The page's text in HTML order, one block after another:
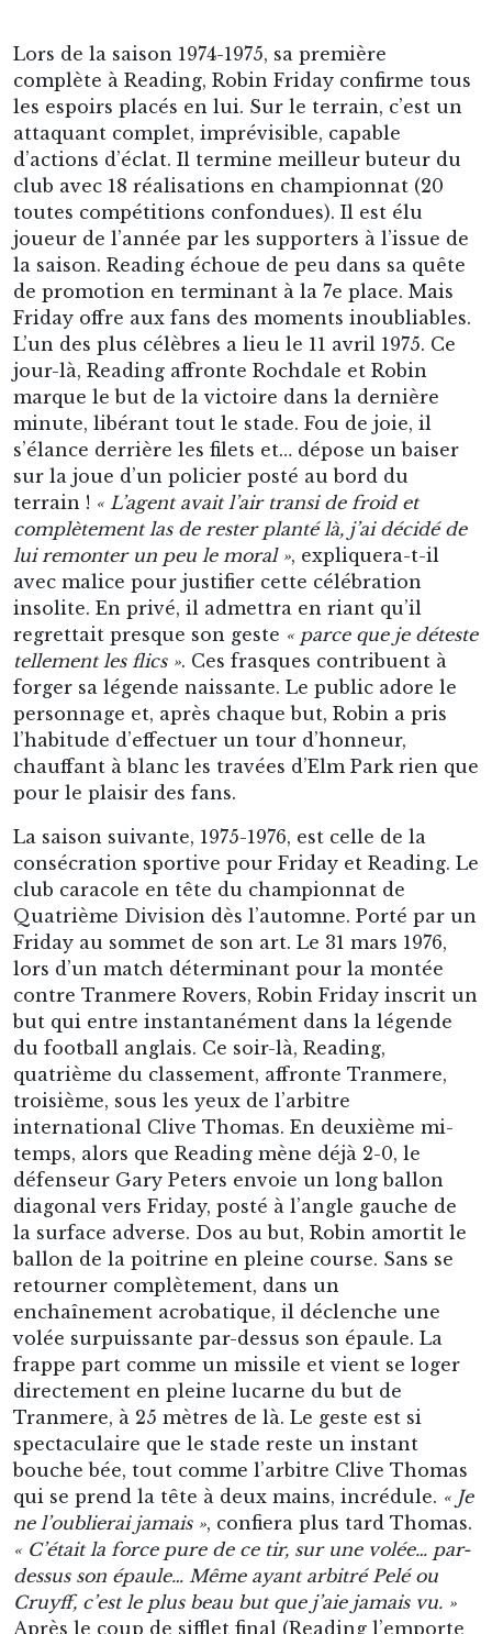
de promotion en terminant à la 7e place. Mais
Friday offre aux fans des moments inoubliables.
L’un des plus célèbres a lieu le 11 avril 1975. Ce
jour-là, Reading affronte Rochdale et Robin
marque le but de la victoire dans la dernière
minute, libérant tout le stade. Fou de joie, il
s’élance derrière les filets et… dépose un baiser
sur la joue d’un policier posté au bord du
terrain !« L’agent avait l’air transi de froid et
complètement las de rester planté là, j’ai décidé de
lui remonter un peu le moral », expliquera-t-il
avec malice pour justifier cette célébration
insolite. En privé, il admettra en riant qu’il
regrettait presque son geste« parce que je déteste
tellement les flics ». Ces frasques contribuent à
forger sa légende naissante. Le public adore le
personnage et, après chaque but, Robin a pris
l’habitude d’effectuer un tour d’honneur,
chauffant à blanc les travées d’Elm Park rien que
pour le plaisir des fans.
La saison suivante, 1975-1976, est celle de la
consécration sportive pour Friday et Reading. Le
club caracole en tête du championnat de
Quatrième Division dès l’automne. Porté par un
Friday au sommet de son art. Le 31 mars 1976,
lors d’un match déterminant pour la montée
contre Tranmere Rovers, Robin Friday inscrit un
but qui entre instantanément dans la légende
quatrième du classement, affronte Tranmere,
troisième, sous les yeux de l’arbitre
international Clive Thomas. En deuxième mi-
temps, alors que Reading mène déjà 2-0, le
défenseur Gary Peters envoie un long ballon
diagonal vers Friday, posté à l’angle gauche de
la surface adverse. Dos au but, Robin amortit le
ballon de la poitrine en pleine course. Sans se
retourner complètement, dans un
enchaînement acrobatique, il déclenche une
volée surpuissante par-dessus son épaule. La
frappe part comme un missile et vient se loger
directement en pleine lucarne du but de
Tranmere, à 25 mètres de là. Le geste est si
spectaculaire que le stade reste un instant
bouche bée, tout comme l’arbitre Clive Thomas
qui se prend la tête à deux mains, incrédule.« Je
ne l’oublierai jamais », confiera plus tard Thomas.
« C’était la force pure de ce tir, sur une volée… par-
dessus son épaule… Même ayant arbitré Pelé ou
Cruyff, c’est le plus beau but que j’aie jamais vu. »
Après le coup de sifflet final (Reading l’emporte
5-0), Thomas va trouver Friday pour lui déclarer
qu’il n’a jamais rien vu de tel. Sans sourciller,
Robin lui lance alors, avec l’aplomb qu’on lui
connaît :« Ah bon ? Vous devriez venir plus
souvent, je fais ça toutes les semaines ». La
formule, bravache et géniale, résume bien le
personnage. Ce chef-d’œuvre footballistique de
Friday demeure encore aujourd’hui l’un des